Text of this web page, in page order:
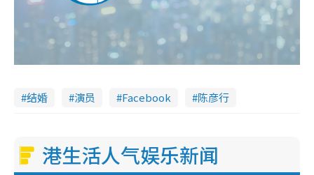
结婚 演员 Facebook 陈彦行
港生活人气娱乐新闻